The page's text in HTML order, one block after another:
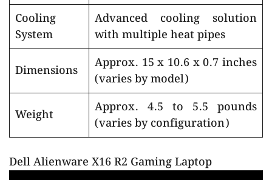
Cooling
System
Advanced cooling solution
with multiple heat pipes
Dimensions
Approx. 15 x 10.6 x 0.7 inches
(varies by model)
Weight
Approx. 4.5 to 5.5 pounds
(varies by configuration)
Dell Alienware X16 R2 Gaming Laptop